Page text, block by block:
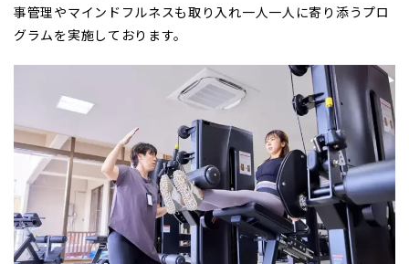
事管理やマインドフルネスも取り入れ一人一人に寄り添うプロ
グラムを実施しております。